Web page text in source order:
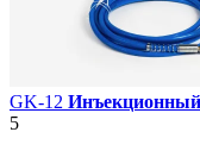
GK-12
5